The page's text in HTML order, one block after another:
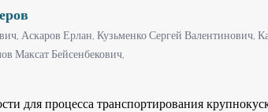
Аскаров Ерлан,Кузьменко Сергей Валентинович,
Максат Бейсенбекович,
для процесса транспортирования